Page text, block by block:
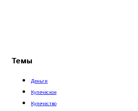
Темы
Деньги
Купеческое
Купечество